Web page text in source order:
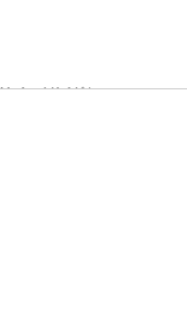
Hà Nội